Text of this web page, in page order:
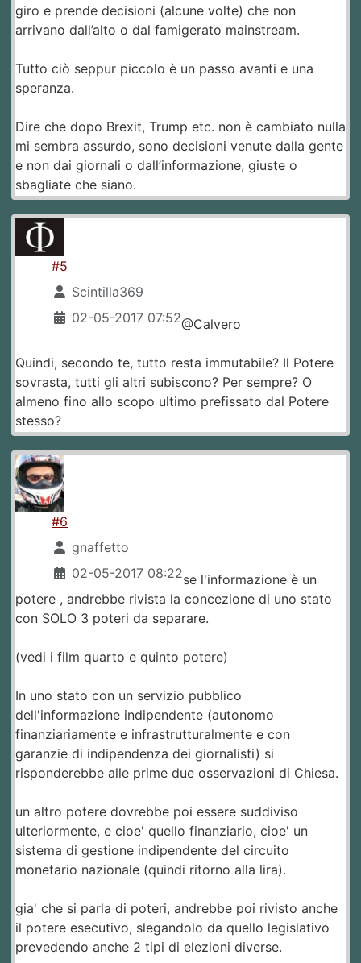
giro e prende decisioni (alcune volte) che non
arrivano dall’alto o dal famigerato mainstream.
Tutto ciò seppur piccolo è un passo avanti e una
speranza.
Dire che dopo Brexit, Trump etc. non è cambiato nulla
mi sembra assurdo, sono decisioni venute dalla gente
e non dai giornali o dall’informazione, giuste o
sbagliate che siano.
#5
Scintilla369
02-05-2017 07:52@Calvero
Quindi, secondo te, tutto resta immutabile? Il Potere
sovrasta, tutti gli altri subiscono? Per sempre? O
almeno fino allo scopo ultimo prefissato dal Potere
stesso?
#6
gnaffetto
02-05-2017 08:22se l'informazione è un
potere , andrebbe rivista la concezione di uno stato
con SOLO 3 poteri da separare.
(vedi i film quarto e quinto potere)
In uno stato con un servizio pubblico
dell'informazione indipendente (autonomo
finanziariamente e infrastrutturalmente e con
garanzie di indipendenza dei giornalisti) si
risponderebbe alle prime due osservazioni di Chiesa.
un altro potere dovrebbe poi essere suddiviso
ulteriormente, e cioe' quello finanziario, cioe' un
sistema di gestione indipendente del circuito
monetario nazionale (quindi ritorno alla lira).
gia' che si parla di poteri, andrebbe poi rivisto anche
il potere esecutivo, slegandolo da quello legislativo
prevedendo anche 2 tipi di elezioni diverse.